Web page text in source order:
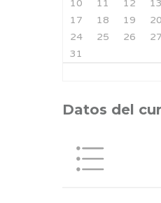
10 11 12 13
17
18 19 20
24
25 26 27
31
Datos del